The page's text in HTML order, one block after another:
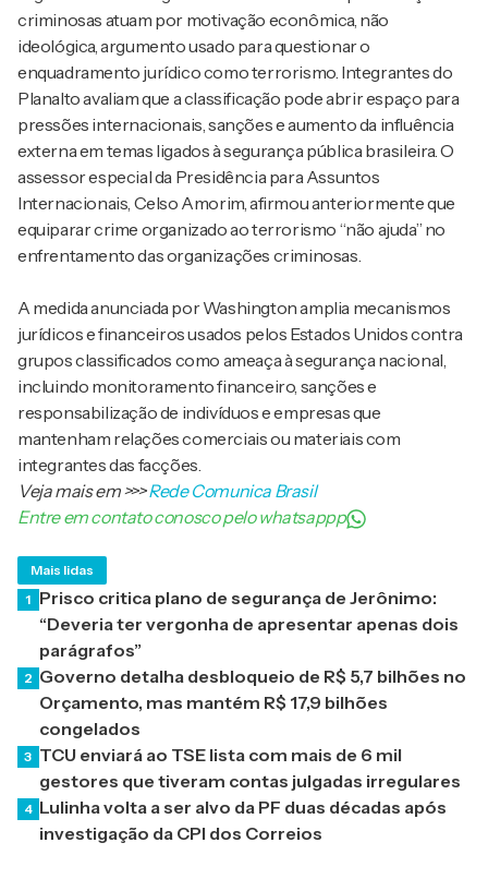
criminosas atuam por motivação econômica, não
ideológica, argumento usado para questionar o
enquadramento jurídico como terrorismo. Integrantes do
Planalto avaliam que a classificação pode abrir espaço para
pressões internacionais, sanções e aumento da influência
externa em temas ligados à segurança pública brasileira. O
assessor especial da Presidência para Assuntos
Internacionais, Celso Amorim, afirmou anteriormente que
equiparar crime organizado ao terrorismo “não ajuda” no
enfrentamento das organizações criminosas.
A medida anunciada por Washington amplia mecanismos
jurídicos e financeiros usados pelos Estados Unidos contra
grupos classificados como ameaça à segurança nacional,
incluindo monitoramento financeiro, sanções e
responsabilização de indivíduos e empresas que
mantenham relações comerciais ou materiais com
integrantes das facções.
Veja mais em>>>Rede Comunica Brasil
Entre em contato conosco pelo whatsappp
Mais lidas
1 Prisco critica plano de segurança de Jerônimo:
“Deveria ter vergonha de apresentar apenas dois
parágrafos”
2 Governo detalha desbloqueio de R$ 5,7 bilhões no
Orçamento, mas mantém R$ 17,9 bilhões
congelados
3 TCU enviará ao TSE lista com mais de 6 mil
gestores que tiveram contas julgadas irregulares
4 Lulinha volta a ser alvo da PF duas décadas após
investigação da CPI dos Correios